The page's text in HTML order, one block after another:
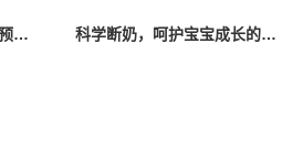
宝宝打嗝：理解、应对与预防的全面指南 科学断奶，呵护宝宝成长的每一步